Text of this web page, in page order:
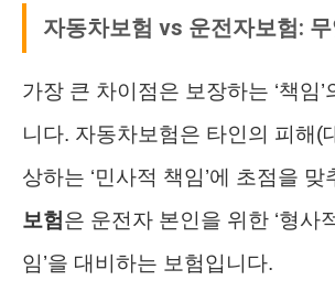
자동차보험 vs 운전자보험:
가장 큰 차이점은 보장하는 ‘책임
니다. 자동차보험은 타인의 피해(
상하는 ‘민사적 책임’에 초점을 맞
보험은 운전자 본인을 위한 ‘형사
임’을 대비하는 보험입니다.